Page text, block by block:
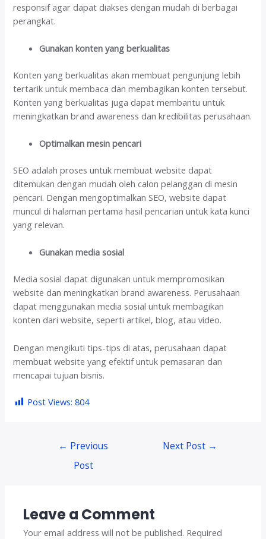
responsif agar dapat diakses dengan mudah di berbagai
perangkat.
Gunakan konten yang berkualitas
Konten yang berkualitas akan membuat pengunjung lebih
tertarik untuk membaca dan membagikan konten tersebut.
Konten yang berkualitas juga dapat membantu untuk
meningkatkan brand awareness dan kredibilitas perusahaan.
Optimalkan mesin pencari
SEO adalah proses untuk membuat website dapat
ditemukan dengan mudah oleh calon pelanggan di mesin
pencari. Dengan mengoptimalkan SEO, website dapat
muncul di halaman pertama hasil pencarian untuk kata kunci
yang relevan.
Gunakan media sosial
Media sosial dapat digunakan untuk mempromosikan
website dan meningkatkan brand awareness. Perusahaan
dapat menggunakan media sosial untuk membagikan
konten dari website, seperti artikel, blog, atau video.
Dengan mengikuti tips-tips di atas, perusahaan dapat
membuat website yang efektif untuk pemasaran dan
mencapai tujuan bisnis.
Post Views: 804
← Previous
Post
Next Post →
Leave a Comment
Your email address will not be published. Required